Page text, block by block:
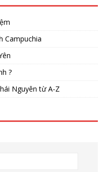
Campuchia
?
Nguyên từ A-Z